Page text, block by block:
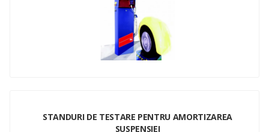
STANDURI DE TESTARE PENTRU AMORTIZAREA
SUSPENSIEI